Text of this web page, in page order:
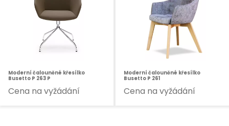
Moderní čalouněné křesílko
Busetto P 263 P
Cena na vyžádání
Moderní čalouněné křesílko
Busetto P 261
Cena na vyžádání